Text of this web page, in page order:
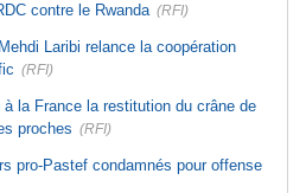
contre le Rwanda (RFI)
Laribi relance la coopération
(RFI)
à la France la restitution du crâne de
proches (RFI)
pro-Pastef condamnés pour offense